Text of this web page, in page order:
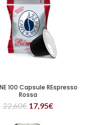
100 Capsule REspresso
Rossa
22,60€ 17,95€